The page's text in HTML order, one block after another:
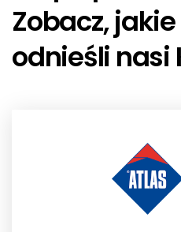
Zobacz,
odnieśli nasi